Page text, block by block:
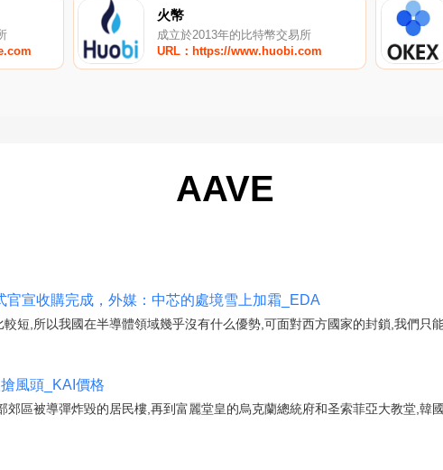
火幣
成立於2013年的比特幣交易所
URL：https://www.huobi.com
AAVE
官宣收購完成，外媒：中芯的處境雪上加霜_EDA
短,所以我國在半導體領域幾乎沒有什么優勢,可面對西方國家的封鎖,我們只
風頭_KAI價格
郊區被導彈炸毀的居民樓,再到富麗堂皇的烏克蘭總統府和圣索菲亞大教堂,韓